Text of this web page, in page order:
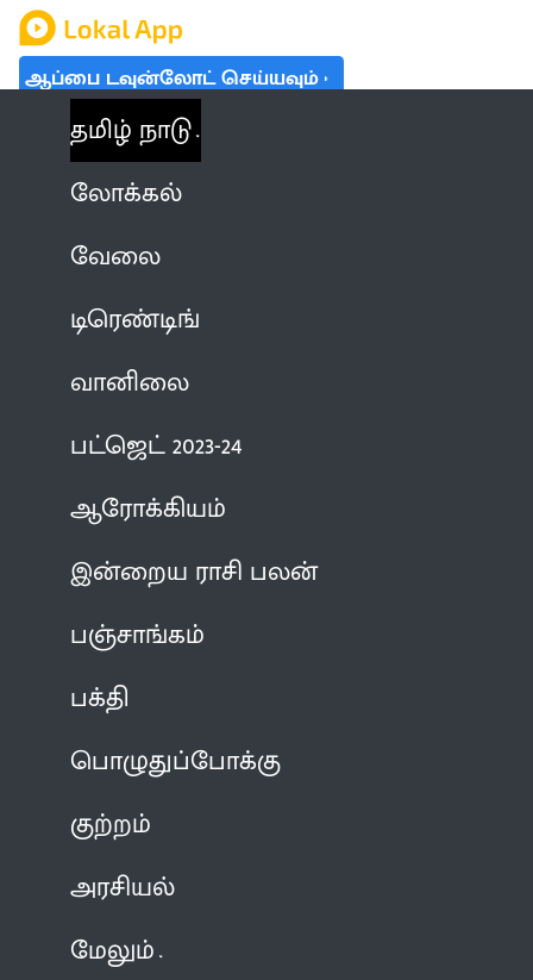
ஆப்பை டவுன்லோட் செய்யவும்
தமிழ் நாடு
லோக்கல்
வேலை
டிரெண்டிங்
வானிலை
பட்ஜெட் 2023-24
ஆரோக்கியம்
இன்றைய ராசி பலன்
பஞ்சாங்கம்
பக்தி
பொழுதுப்போக்கு
குற்றம்
அரசியல்
மேலும்